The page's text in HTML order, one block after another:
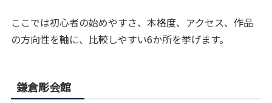
ここでは初心者の始めやすさ、本格度、アクセス、作品
の方向性を軸に、比較しやすい6か所を挙げます。
鎌倉彫会館